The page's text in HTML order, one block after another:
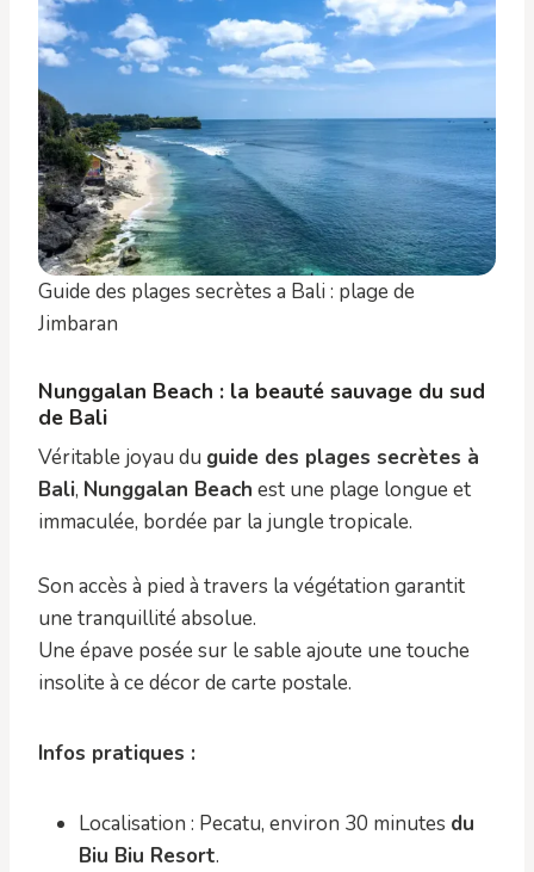
Guide des plages secrètes a Bali : plage de
Jimbaran
Nunggalan Beach : la beauté sauvage du sud
de Bali
Véritable joyau du guide des plages secrètes à
Bali, Nunggalan Beach est une plage longue et
immaculée, bordée par la jungle tropicale.
Son accès à pied à travers la végétation garantit
une tranquillité absolue.
Une épave posée sur le sable ajoute une touche
insolite à ce décor de carte postale.
Infos pratiques :
Localisation : Pecatu, environ 30 minutes du
Biu Biu Resort.